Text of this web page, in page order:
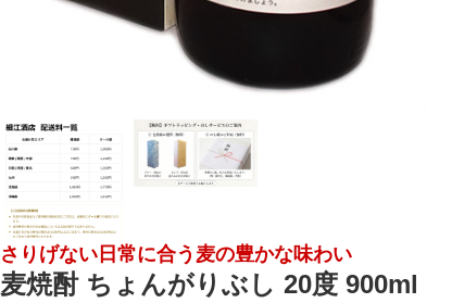
さりげない日常に合う麦の豊かな味わい
麦焼酎 ちょんがりぶし 20度 900ml